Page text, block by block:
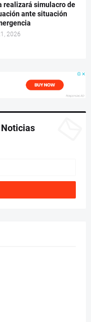
realizará simulacro de
ante situación
2026
Noticias